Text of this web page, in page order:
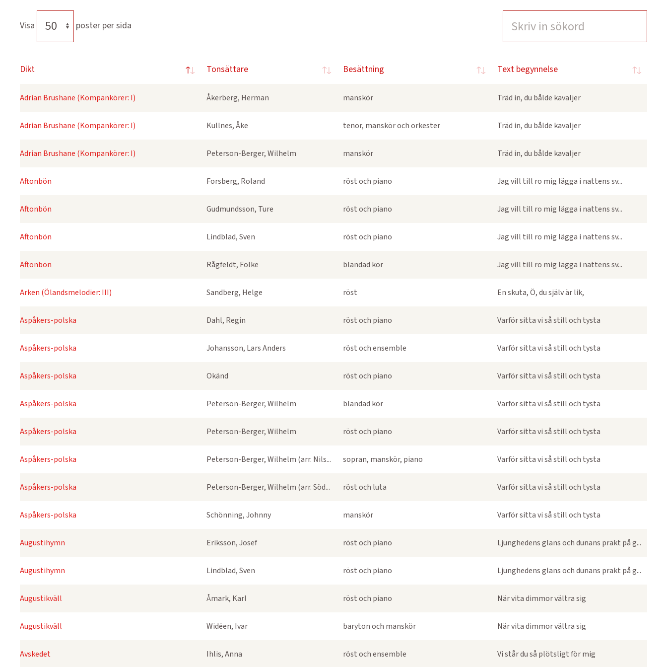
Visa poster per sida
Dikt Tonsättare Besättning Text begynnelse
Adrian Brushane (Kompankörer: I) Åkerberg, Herman manskör Träd in, du bålde kavaljer
Adrian Brushane (Kompankörer: I) Kullnes, Åke tenor, manskör och orkester Träd in, du bålde kavaljer
Adrian Brushane (Kompankörer: I) Peterson-Berger, Wilhelm manskör Träd in, du bålde kavaljer
Aftonbön Forsberg, Roland röst och piano Jag vill till ro mig lägga i nattens sv...
Aftonbön Gudmundsson, Ture röst och piano Jag vill till ro mig lägga i nattens sv...
Aftonbön Lindblad, Sven röst och piano Jag vill till ro mig lägga i nattens sv...
Aftonbön Rågfeldt, Folke blandad kör Jag vill till ro mig lägga i nattens sv...
Arken (Ölandsmelodier: III) Sandberg, Helge röst En skuta, Ö, du själv är lik,
Aspåkers-polska Dahl, Regin röst och piano Varför sitta vi så still och tysta
Aspåkers-polska Johansson, Lars Anders röst och ensemble Varför sitta vi så still och tysta
Aspåkers-polska Okänd röst och piano Varför sitta vi så still och tysta
Aspåkers-polska Peterson-Berger, Wilhelm blandad kör Varför sitta vi så still och tysta
Aspåkers-polska Peterson-Berger, Wilhelm röst och piano Varför sitta vi så still och tysta
Aspåkers-polska Peterson-Berger, Wilhelm (arr. Nils... sopran, manskör, piano Varför sitta vi så still och tysta
Aspåkers-polska Peterson-Berger, Wilhelm (arr. Söd... röst och luta Varför sitta vi så still och tysta
Aspåkers-polska Schönning, Johnny manskör Varför sitta vi så still och tysta
Augustihymn Eriksson, Josef röst och piano Ljunghedens glans och dunans prakt på g...
Augustihymn Lindblad, Sven röst och piano Ljunghedens glans och dunans prakt på g...
Augustikväll Åmark, Karl röst och piano När vita dimmor vältra sig
Augustikväll Widéen, Ivar baryton och manskör När vita dimmor vältra sig
Avskedet Ihlis, Anna röst och ensemble Vi står du så plötsligt för mig